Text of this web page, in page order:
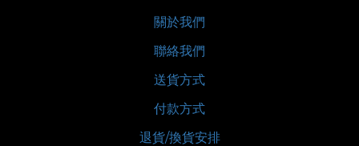
關於我們
聯絡我們
送貨方式
付款方式
退貨/換貨安排